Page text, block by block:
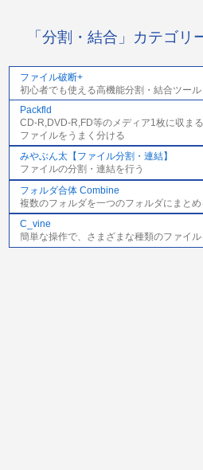
「分割・結合」カテゴ
ファイル破断+
初心者でも使える高機能分割・結合ツール
Packfld
CD-R,DVD-R,FD等のメディア1枚に収ま
ファイルをうまく分ける
みやぶん太【ファイル分割・連結】
ファイルの分割・連結を行う
フォルダ合体 Combine
複数のフォルダを一つのフォルダにまとめ
C_vine
簡単な操作で、さまざまな種類のファイ